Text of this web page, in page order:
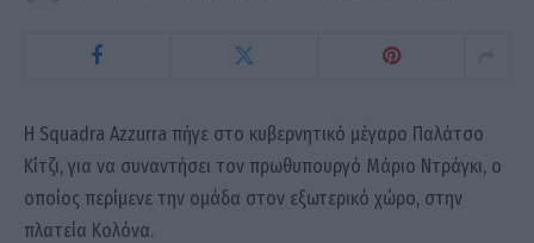
Η Squadra Azzurra πήγε στο κυβερνητικό μέγαρο Παλάτσο
Κίτζι, για να συναντήσει τον πρωθυπουργό Μάριο Ντράγκι, ο
οποίος περίμενε την ομάδα στον εξωτερικό χώρο, στην
πλατεία Κολόνα.